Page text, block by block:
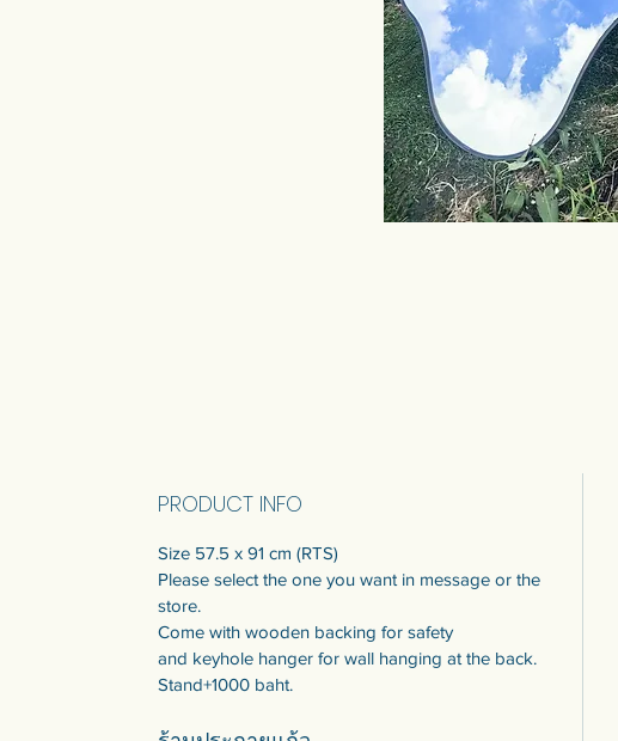
PRODUCT INFO
Size 57.5 x 91 cm (RTS)
Please select the one you want in message or the
store.
Come with wooden backing for safety
and keyhole hanger for wall hanging at the back.
Stand+1000 baht.